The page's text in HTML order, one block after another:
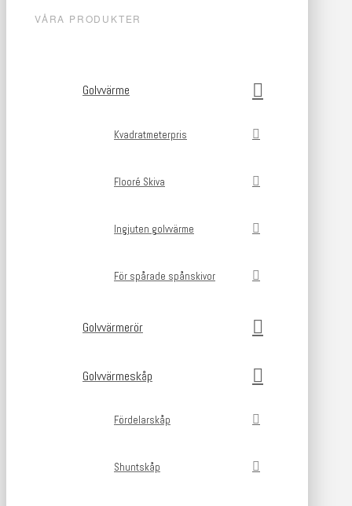
VÅRA PRODUKTER
Golvvärme
Kvadratmeterpris
Flooré Skiva
Ingjuten golvvärme
För spårade spånskivor
Golvvärmerör
Golvvärmeskåp
Fördelarskåp
Shuntskåp